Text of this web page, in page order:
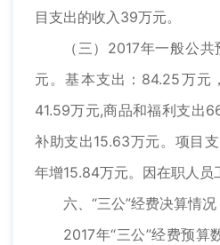
目支出的收入39万元。
（三）2017年一般公
元。基本支出：84.25万元
41.59万元,商品和福利支出
补助支出15.63万元。项目
年增15.84万元。因在职人员
六、“三公”经费决算情况
2017年“三公”经费预算